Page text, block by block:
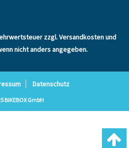
zzgl.Versandkostenund
nicht anders angegeben.
Datenschutz
BIKEBOX GmbH